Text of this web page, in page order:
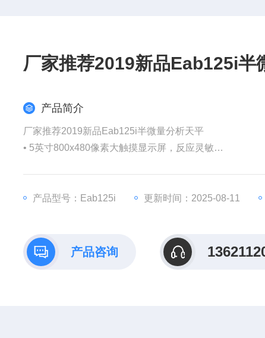
厂家推荐2019新品Eab125i半
产品简介
厂家推荐2019新品Eab125i半微量分析天平
• 5英寸800x480像素大触摸显示屏，反应灵敏
• 304不锈钢大秤盘方便清洁
产品型号：Eab125i 更新时间：2025-08-11
产品咨询